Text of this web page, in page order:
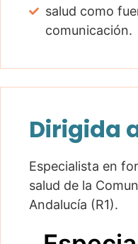
salud como
comunicación.
Dirigida
Especialista en
salud de la
Andalucía (R1).